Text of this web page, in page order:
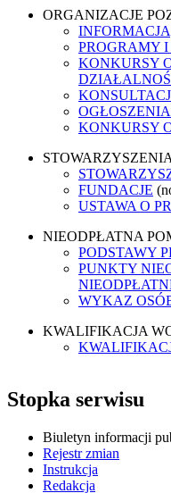
ORGANIZACJE
INFORMACJA
PROGRAMY
KONKURSY
KONKURSY
FUNDACJE
USTAWA O
NIEODPŁATNA
PODSTAWY
PUNKTY
WYKAZ
KWALIFIKACJA
Stopka serwisu
Biuletyn informacji
Rejestr zmian
Instrukcja
Redakcja